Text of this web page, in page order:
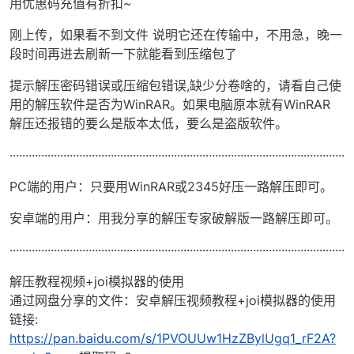
用优惠码充值有折扣~
刚上传，如果看不到文件 说明它还在传输中，不用急，晚一
段时间再进去刷新一下就能看到压缩包了
提示解压密码错误或压缩包错误,缺少分卷啥的，请看自己使
用的解压软件是否为WinRAR。如果电脑原本就有WinRAR
解压还报错的要么是版本太低，要么是盗版软件。
··········································································································
PC端的用户：只要用WinRAR或2345好压一路解压即可。
安卓端的用户：用我分享的解压专家破解版一路解压即可。
··········································································································
解压教程视频+joi模拟器的使用
通过网盘分享的文件：安卓解压视频教程+joi模拟器的使用
链接:
https://pan.baidu.com/s/1PVOUUw1HzZBylUgq1_rF2A?